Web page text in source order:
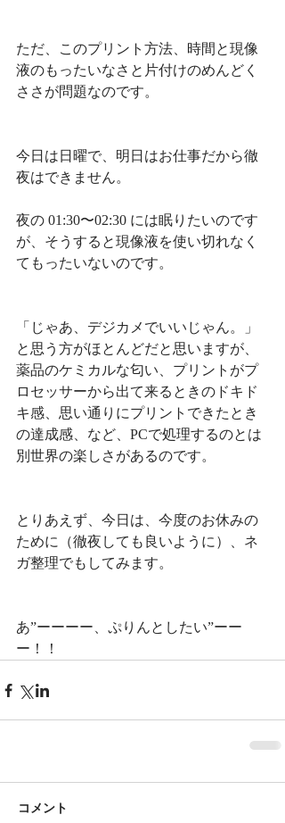
ただ、このプリント方法、時間と現像
液のもったいなさと片付けのめんどく
ささが問題なのです。
今日は日曜で、明日はお仕事だから徹
夜はできません。
夜の 01:30〜02:30 には眠りたいのです
が、そうすると現像液を使い切れなく
てもったいないのです。
「じゃあ、デジカメでいいじゃん。」
と思う方がほとんどだと思いますが、
薬品のケミカルな匂い、プリントがプ
ロセッサーから出て来るときのドキド
キ感、思い通りにプリントできたとき
の達成感、など、PCで処理するのとは
別世界の楽しさがあるのです。
とりあえず、今日は、今度のお休みの
ために（徹夜しても良いように）、ネ
ガ整理でもしてみます。
あ”ーーーー、ぷりんとしたい”ーー
ー！！
コメント